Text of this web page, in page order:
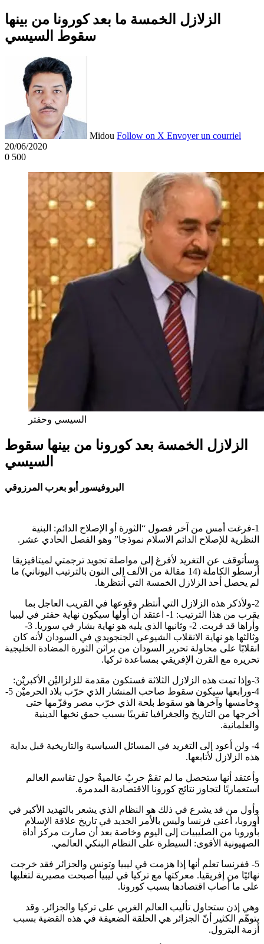
الزلازل الخمسة ما بعد كورونا من بينها
سقوط السيسي
Midou Follow on X Envoyer un courriel
20/06/2020
0 500
السيسي وحفتر
الزلازل الخمسة بعد كورونا من بينها سقوط
السيسي
1-فرغت أمس من آخر فصول “الثورة أو الإصلاح الدائم: البنية
النظرية للإصلاح الدائم الاسلام نموذجا” وهو الفصل الحادي عشر.
وسأتوقف عن التغريد لأفرغ إلى مواصلة تجويد ترجمتي لميتافيزيقا
أرسطو الكاملة (14 مقالة من الألف إلى النون بالترتيب اليوناني) ما
لم يحصل أحد الزلازل الخمسة التي أنتظرها.
2-ولأذكر هذه الزلازل التي أنتظر وقوعها في القريب العاجل بما
يقرب من هذا الترتيب: 1- اعتقد أن أولها سيكون نهاية حفتر في ليبيا
وأراها قد قربت. 2- وثانيها الذي يليه هو نهاية بشار في سوريا. 3-
وثالثها هو نهاية الانقلاب الشيوعي الجنجويدي في السودان لأنه كان
انقلابًا على محاولة تحرير السودان من براثن الثورة المضادة الخليجية
تحريره مع القرن الإفريقي بمساعدة تركيا.
3-وإذا تمت هذه الزلازل الثلاثة فستكون مقدمة للزلزاليْن الأكبريْن:
4-ورابعها سيكون سقوط صاحب المنشار الذي خرّب بلاد الحرميْن 5-
وخامسها وآخرها هو سقوط بلحة الذي خرّب مصر وقزّمها حتى
أخرجها من التاريخ والجغرافيا تقريبًا بسبب حمق نخبها الدينية
والعلمانية.
4- ولن أعود إلى التغريد في المسائل السياسية والتاريخية قبل بداية
هذه الزلازل لأتابعها.
وأعتقد أنها ستحصل ما لم تقمْ حربٌ عالميةٌ حول تقاسم العالم
استعماريًا لتجاوز نتائج كورونا الاقتصادية المدمرة.
وأول من قد يشرع في ذلك هو النظام الذي يشعر بالتهديد الأكبر في
أوروبا، أعني فرنسا وليس بالأمر الجديد في تاريخ علاقة الإسلام
بأوروبا من الصليبيات إلى اليوم وخاصة بعد أن صارت مركز أداة
الصهيونية الأقوى: السيطرة على النظام البنكي العالمي.
5- ففرنسا تعلم أنها إذا هزمت في ليبيا وتونس والجزائر فقد خرجت
نهائيًا من إفريقيا. معركتها مع تركيا في ليبيا أصبحت مصيرية لتغلبها
على ما أصاب اقتصادها بسبب كورونا.
وهي إذن ستحاول تأليب العالم الغربي على تركيا والجزائر. وقد
يتوهّم الكثير أنّ الجزائر هي الحلقة الضعيفة في هذه القضية بسبب
أزمة البترول.